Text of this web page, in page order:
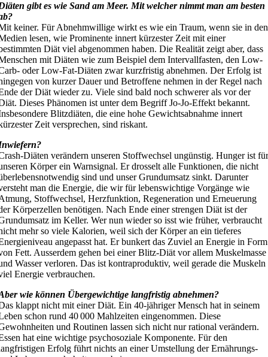
gibt es wie Sand am Meer. Mit welcher nimmt man am besten
keiner. Für Abnehmwillige wirkt es wie ein Traum, wenn sie in den
lesen, wie Prominente innert kürzester Zeit mit einer
Diät viel abgenommen haben. Die Realität zeigt aber, dass
mit Diäten wie zum Beispiel dem Intervallfasten, den Low-
oder Low-Fat-Diäten zwar kurzfristig abnehmen. Der Erfolg ist
von kurzer Dauer und Betroffene nehmen in der Regel nach
der Diät wieder zu. Viele sind bald noch schwerer als vor der
Dieses Phänomen ist unter dem Begriff Jo-Jo-Effekt bekannt.
Blitzdiäten, die eine hohe Gewichtsabnahme innert
Zeit versprechen, sind riskant.
Diäten verändern unseren Stoffwechsel ungünstig. Hunger ist
Körper ein Warnsignal. Er drosselt alle Funktionen, die nicht
sind und unser Grundumsatz sinkt. Darunter
man die Energie, die wir für lebenswichtige Vorgänge wie
Stoffwechsel, Herzfunktion, Regeneration und Erneuerung
Körperzellen benötigen. Nach Ende einer strengen Diät ist der
im Keller. Wer nun wieder so isst wie früher, verbraucht
mehr so viele Kalorien, weil sich der Körper an ein tieferes
angepasst hat. Er bunkert das Zuviel an Energie in Form
Fett. Ausserdem gehen bei einer Blitz-Diät vor allem Muskelmasse
Wasser verloren. Das ist kontraproduktiv, weil gerade die Muskeln
Energie verbrauchen.
wie können Übergewichtige langfristig abnehmen?
klappt nicht mit einer Diät. Ein 40-jähriger Mensch hat in seinem
schon rund 40 000 Mahlzeiten eingenommen. Diese
und Routinen lassen sich nicht nur rational verändern.
hat eine wichtige psychosoziale Komponente. Für den
Erfolg führt nichts an einer Umstellung der Ernährungs-